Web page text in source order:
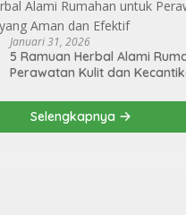
Januari 31, 2026
5 Ramuan Herbal Alami
Perawatan Kulit dan
Selengkapnya